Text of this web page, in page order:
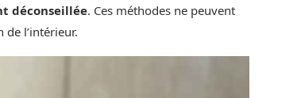
déconseillée. Ces méthodes ne peuvent
l’intérieur.